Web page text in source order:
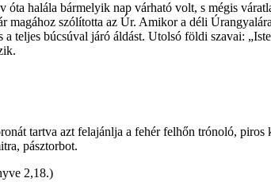
halála bármelyik nap várható volt, s mégis
magához szólította az Úr. Amikor a déli
teljes búcsúval járó áldást. Utolsó földi szavai:
tartva azt felajánlja a fehér felhőn trónoló,
pásztorbot.
2,18.)